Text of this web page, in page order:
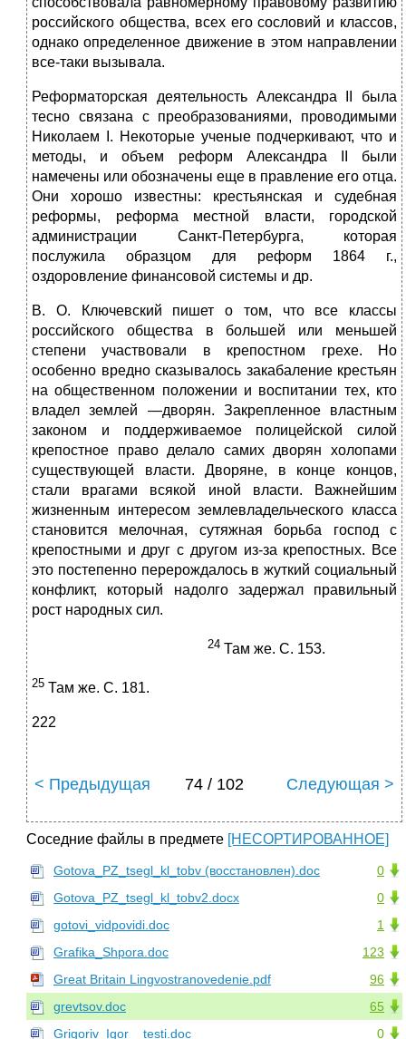
российского общества, всех его сословий и классов,
однако определенное движение в этом направлении
все-таки вызывала.
Реформаторская деятельность Александра II была
тесно связана с преобразованиями, проводимыми
Николаем I. Некоторые ученые подчеркивают, что и
методы, и объем реформ Александра II были
намечены или обозначены еще в правление его отца.
Они хорошо известны: крестьянская и судебная
реформы, реформа местной власти, городской
администрации Санкт-Петербурга, которая
послужила образцом для реформ 1864 г.,
оздоровление финансовой системы и др.
В. О. Ключевский пишет о том, что все классы
российского общества в большей или меньшей
степени участвовали в крепостном грехе. Но
особенно вредно сказывалось закабаление крестьян
на общественном положении и воспитании тех, кто
владел землей —дворян. Закрепленное властным
законом и поддерживаемое полицейской силой
крепостное право делало самих дворян холопами
существующей власти. Дворяне, в конце концов,
стали врагами всякой иной власти. Важнейшим
жизненным интересом землевладельческого класса
становится мелочная, сутяжная борьба господ с
крепостными и друг с другом из-за крепостных. Все
это постепенно перерождалось в жуткий социальный
конфликт, который надолго задержал правильный
рост народных сил.
24 Там же. С. 153.
25 Там же. С. 181.
222
< Предыдущая 74 / 102 Следующая >
Соседние файлы в предмете [НЕСОРТИРОВАННОЕ]
0
Gotova_PZ_tsegl_kl_tobv (восстановлен).doc
0
Gotova_PZ_tsegl_kl_tobv2.docx
1
gotovi_vidpovidi.doc
123
Grafika_Shpora.doc
96
Great Britain Lingvostranovedenie.pdf
65
grevtsov.doc
0
Grigoriv_Igor__testi.doc